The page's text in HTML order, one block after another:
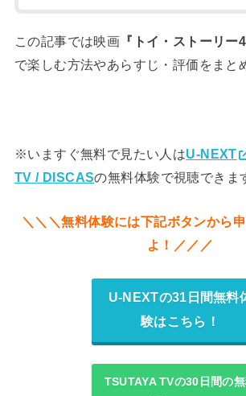
この記事では映画 『トイ・ストーリー4
で楽しむ方法やあらすじ・評価をまと
※いますぐ無料で見たい人はU-NEXT
TV / DISCASの無料体験で視聴できま
＼＼＼無料体験には下記ボタンから
よ！／／／
U-NEXTの31日間無料
験はこちら！
TSUTAYA TVの30日間の